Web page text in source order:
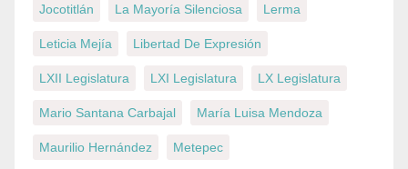
Jocotitlán La Mayoría Silenciosa Lerma
Leticia Mejía Libertad De Expresión
LXII Legislatura LXI Legislatura LX Legislatura
Mario Santana Carbajal María Luisa Mendoza
Maurilio Hernández Metepec